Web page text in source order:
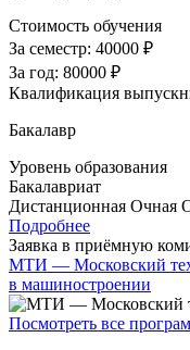
Стоимость обучения
За семестр: 40000 ₽
За год: 80000 ₽
Квалификация
Бакалавр
Уровень образования
Бакалавриат
Дистанционная Очная
Подробнее
Заявка в приёмную
МТИ — Московский
в машиностроении
Посмотреть все